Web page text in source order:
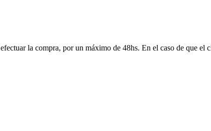
la compra, por un máximo de 48hs. En el caso de que